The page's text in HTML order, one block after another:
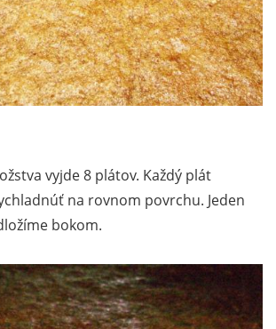
vyjde 8 plátov. Každý plát
na rovnom povrchu. Jeden
bokom.